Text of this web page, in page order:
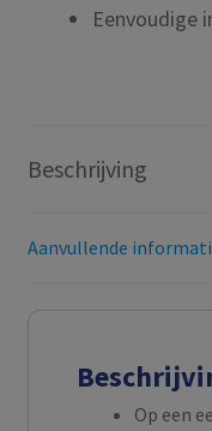
Eenvoudige
Beschrijving
Aanvullende
Op een